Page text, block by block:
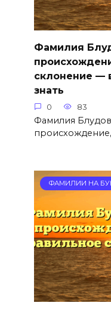
Фамилия
склонение —
знать
0 83
Фамилия
ФАМИЛИИ НА